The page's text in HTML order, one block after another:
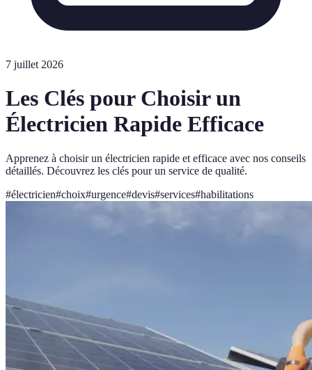
7 juillet 2026
Les Clés pour Choisir un
Électricien Rapide Efficace
Apprenez à choisir un électricien rapide et efficace avec nos conseils
détaillés. Découvrez les clés pour un service de qualité.
#électricien#choix#urgence#devis#services#habilitations